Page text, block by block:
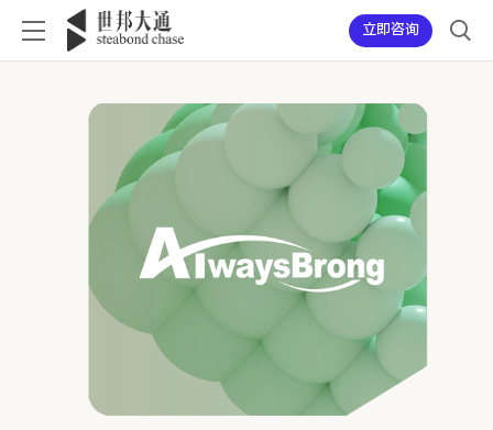
立即咨询